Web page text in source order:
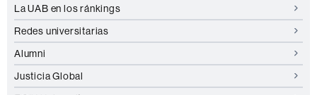
La UAB en los ránkings
Redes universitarias
Alumni
Justicia Global